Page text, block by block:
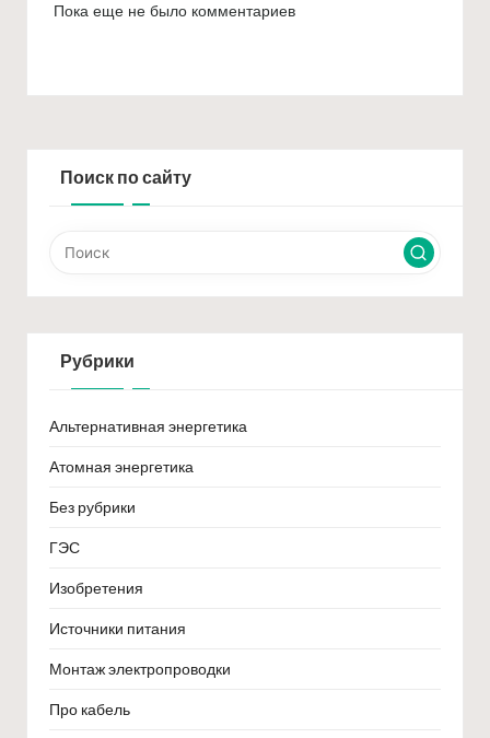
Пока еще не было комментариев
Поиск по сайту
Рубрики
Альтернативная энергетика
Атомная энергетика
Без рубрики
ГЭС
Изобретения
Источники питания
Монтаж электропроводки
Про кабель